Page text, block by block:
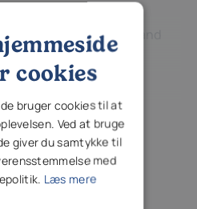
resistant
Reinforced heel and
cookies
bruger cookies til at
Ved at bruge
giver du samtykke til
med
Læs mere